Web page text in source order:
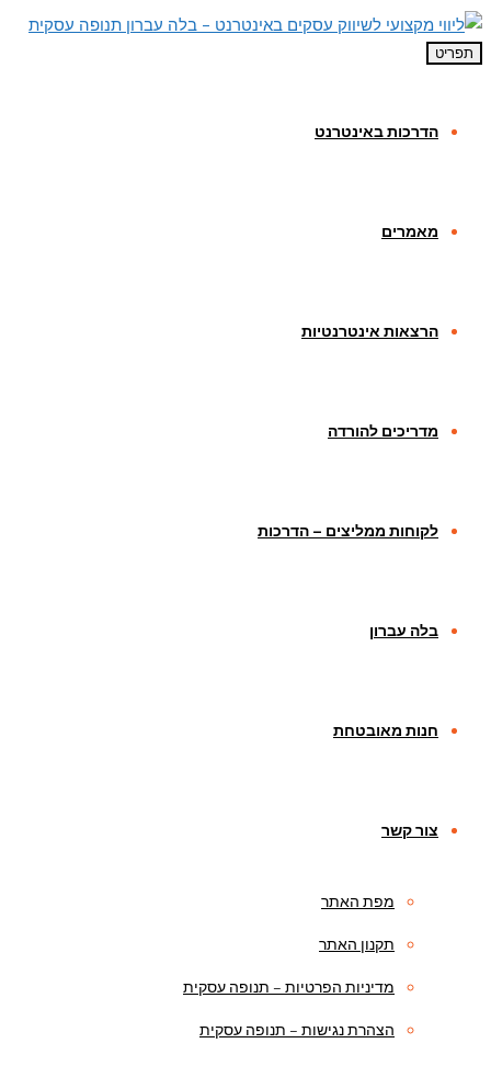
תפריט
הדרכות באינטרנט
מאמרים
הרצאות אינטרנטיות
מדריכים להורדה
לקוחות ממליצים – הדרכות
בלה עברון
חנות מאובטחת
צור קשר
מפת האתר
תקנון האתר
מדיניות הפרטיות – תנופה עסקית
הצהרת נגישות – תנופה עסקית